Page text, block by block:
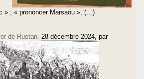
» ; « prononcer Marsaou », (…)
de Rustan. 28 décembre 2024 , par